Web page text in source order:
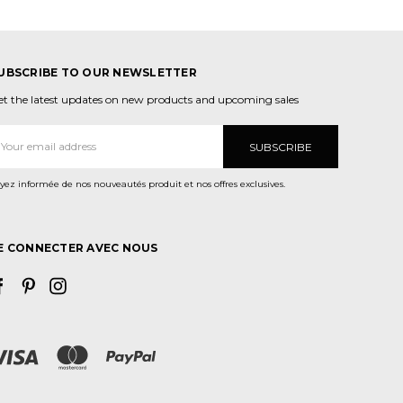
TO OUR NEWSLETTER
the latest updates on new products and upcoming sales
informée de nos nouveautés produit et nos offres exclusives.
CONNECTER AVEC NOUS